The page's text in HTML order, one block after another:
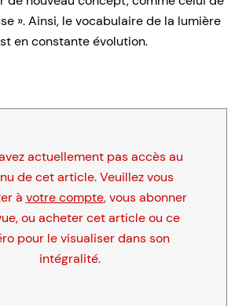
». Ainsi, le vocabulaire de la lumière
en constante évolution.
actuellement pas accès au
de cet article. Veuillez vous
à votre compte, vous abonner
ou acheter cet article ou ce
pour le visualiser dans son
intégralité.